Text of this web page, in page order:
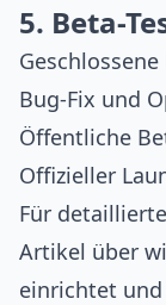
5. Beta-
Geschlossene
Bug-Fix und
Öffentliche
Offizieller
Für
Artikel über
einrichtet und